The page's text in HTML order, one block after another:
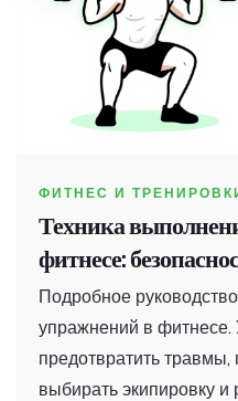
ФИТНЕС И
Техника
фитнесе:
Подробное
упражнений в фитнесе.
предотвратить травмы,
выбирать экипировку